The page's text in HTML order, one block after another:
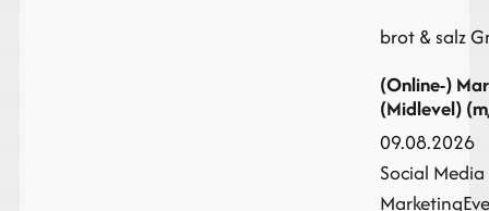
brot & salz
(Online-)
(Midlevel)
09.08.2026
Social
Marketing